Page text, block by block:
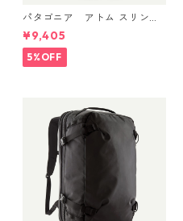
パタゴニア アトム スリング
8L Smolder Blue 48262 Pata
gonia Atom Sling Bag 8L 日
本正規品
¥9,405
5%OFF